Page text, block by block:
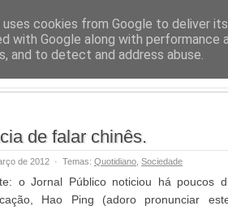
de falar chinês.
de 2012 · Temas: Quotidiano Sociedade
o Jornal Público noticiou há poucos
Hao Ping (adoro pronunciar
cookies from Google to deliver
with Google along with
and to detect and address abuse.